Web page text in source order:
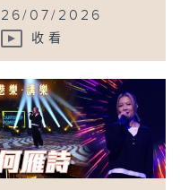
26/07/2026
收看